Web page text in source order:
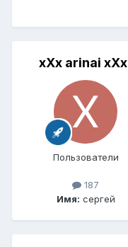
хХх arinai хХх
Пользователи
187
Имя: сергей